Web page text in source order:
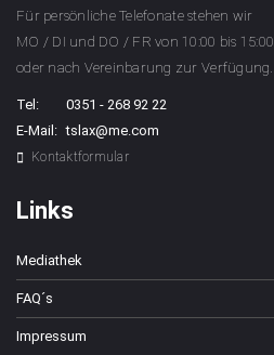
Für persönliche Telefonate stehen wir
MO / DI und DO / FR von 10:00 bis 15:00
oder nach Vereinbarung zur Verfügung.
Tel:
0351 - 268 92 22
E-Mail: tslax@me.com
Kontaktformular
Links
Mediathek
FAQ´s
Impressum